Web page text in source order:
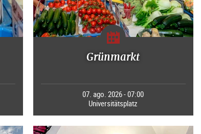
Grünmarkt
07. ago. 2026 - 07:00
Universitätsplatz